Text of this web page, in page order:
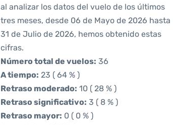
al analizar los datos del vuelo de los últimos
tres meses, desde 06 de Mayo de 2026 hasta
31 de Julio de 2026, hemos obtenido estas
cifras.
Número total de vuelos: 36
A tiempo: 23 ( 64 % )
Retraso moderado: 10 ( 28 % )
Retraso significativo: 3 ( 8 % )
Retraso mayor: 0 ( 0 % )